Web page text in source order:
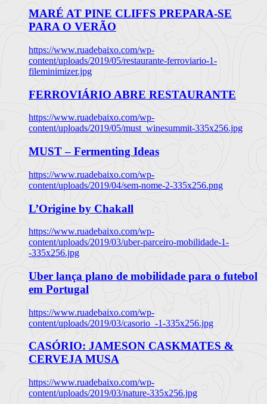
MARÉ AT PINE CLIFFS PREPARA-SE
PARA O VERÃO
https://www.ruadebaixo.com/wp-
content/uploads/2019/05/restaurante-ferroviario-1-
fileminimizer.jpg
FERROVIÁRIO ABRE RESTAURANTE
https://www.ruadebaixo.com/wp-
content/uploads/2019/05/must_winesummit-335x256.jpg
MUST – Fermenting Ideas
https://www.ruadebaixo.com/wp-
content/uploads/2019/04/sem-nome-2-335x256.png
L’Origine by Chakall
https://www.ruadebaixo.com/wp-
content/uploads/2019/03/uber-parceiro-mobilidade-1-
-335x256.jpg
Uber lança plano de mobilidade para o futebol
em Portugal
https://www.ruadebaixo.com/wp-
content/uploads/2019/03/casorio_-1-335x256.jpg
CASÓRIO: JAMESON CASKMATES &
CERVEJA MUSA
https://www.ruadebaixo.com/wp-
content/uploads/2019/03/nature-335x256.jpg